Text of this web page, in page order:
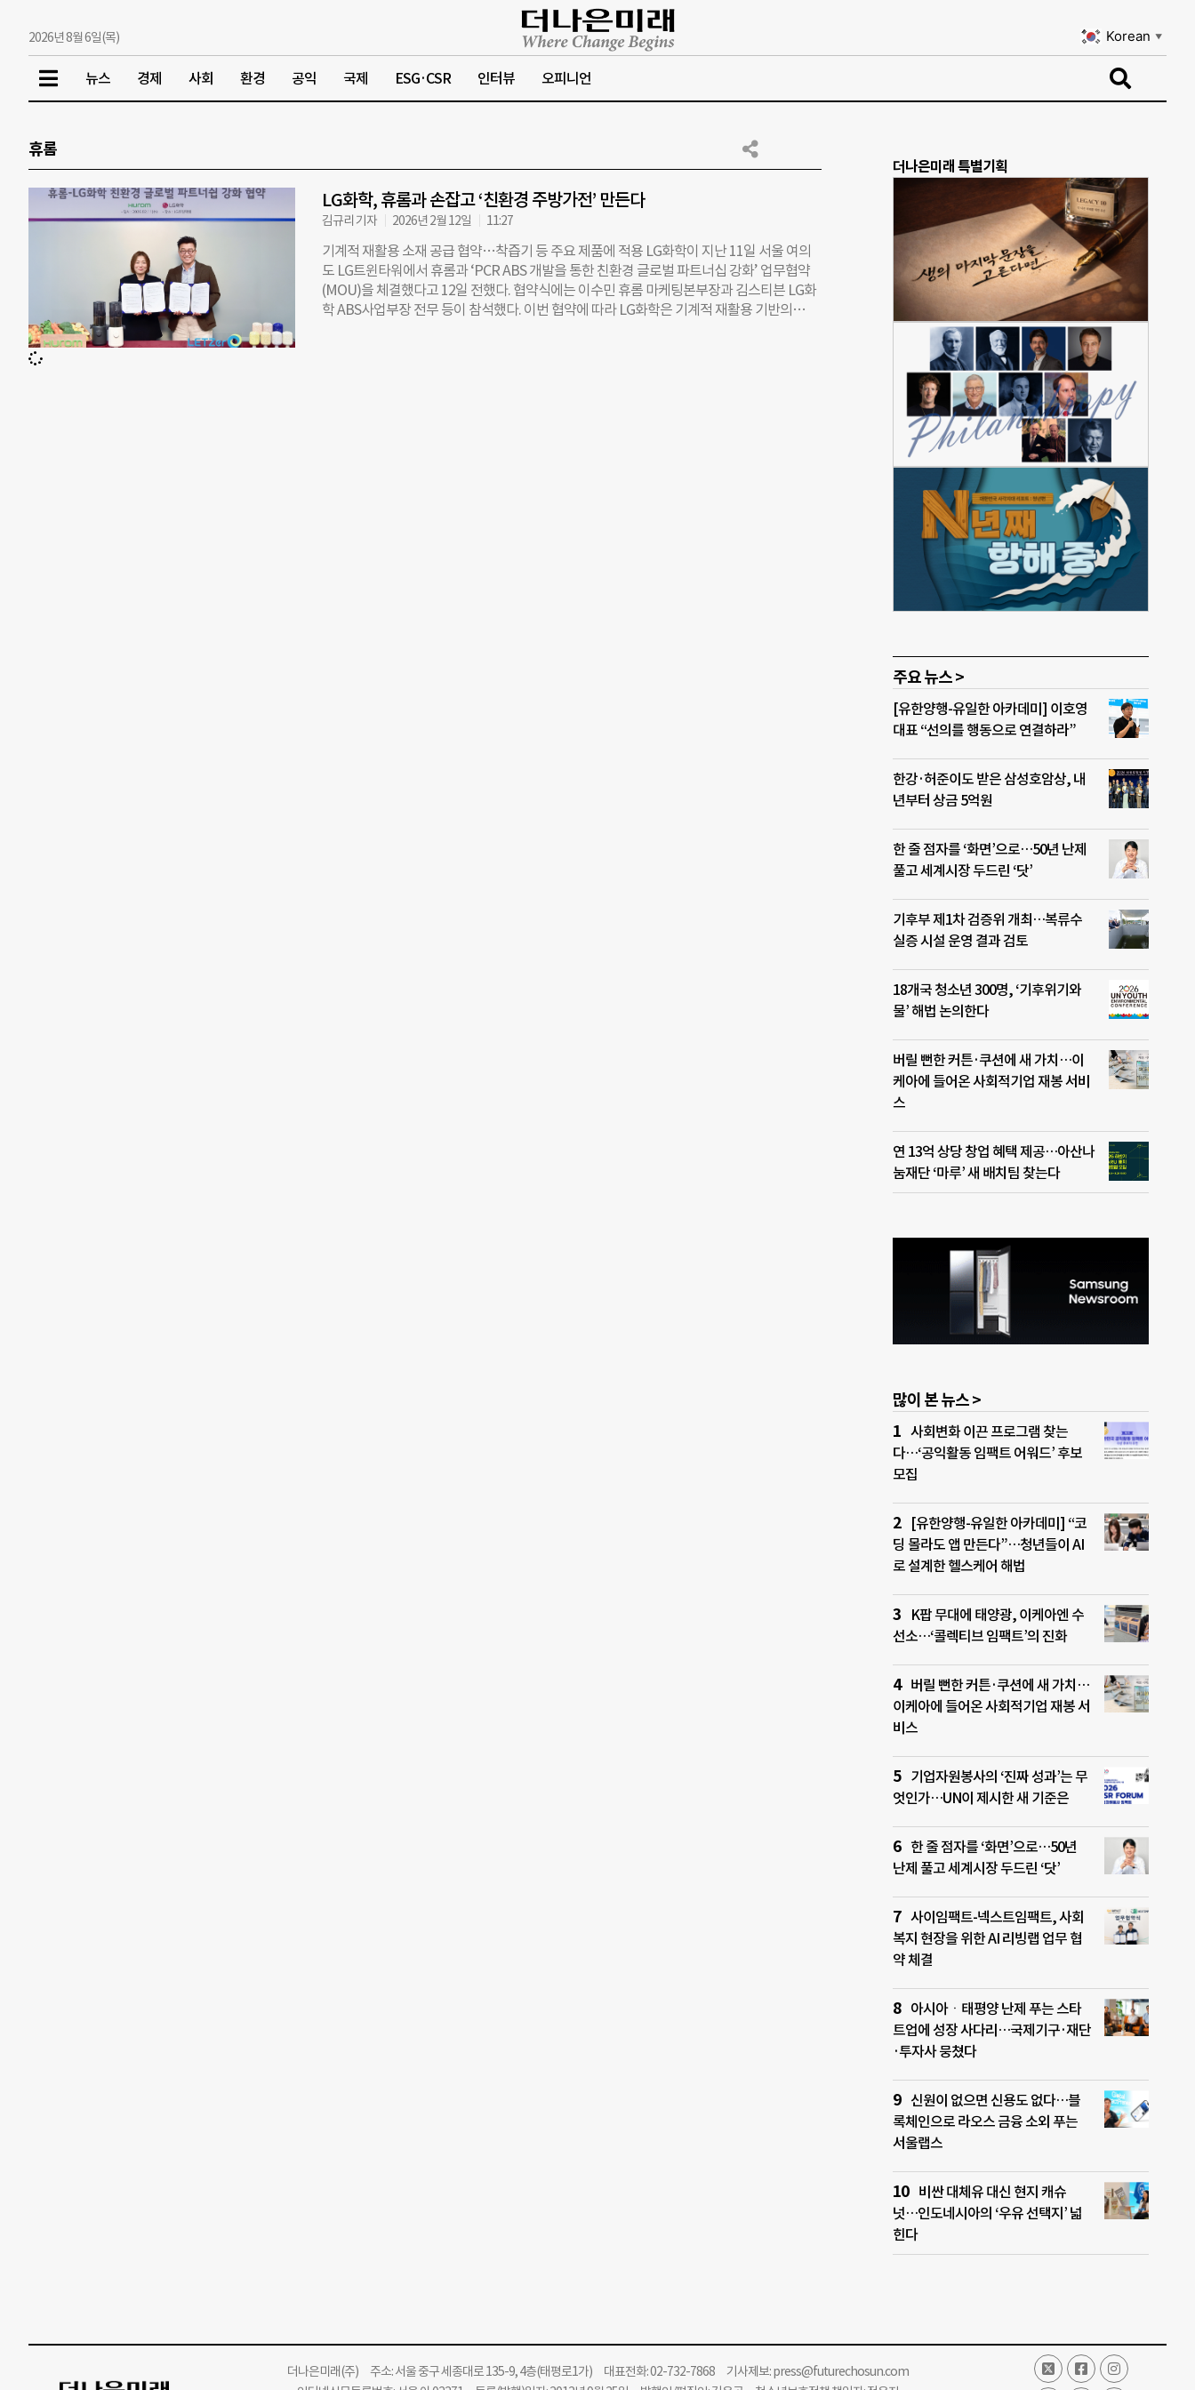
2026년 8월 6일(목) Korean ▼
뉴스 경제 사회 환경 공익 국제 ESG·CSR 인터뷰 오피니언
휴롬
LG화학, 휴롬과 손잡고 ‘친환경 주방가전’ 만든다
김규리 기자 2026년 2월 12일 11:27
기계적 재활용 소재 공급 협약…착즙기 등 주요 제품에 적용 LG화학이 지난 11일 서울 여의
도 LG트윈타워에서 휴롬과 ‘PCR ABS 개발을 통한 친환경 글로벌 파트너십 강화’ 업무협약
(MOU)을 체결했다고 12일 전했다. 협약식에는 이수민 휴롬 마케팅본부장과 김스티븐 LG화
학 ABS사업부장 전무 등이 참석했다. 이번 협약에 따라 LG화학은 기계적 재활용 기반의
더나은미래 특별기획
주요 뉴스 >
[유한양행-유일한 아카데미] 이호영
대표 “선의를 행동으로 연결하라”
한강·허준이도 받은 삼성호암상, 내
년부터 상금 5억원
한 줄 점자를 ‘화면’으로…50년 난제
풀고 세계시장 두드린 ‘닷’
기후부 제1차 검증위 개최…복류수
실증 시설 운영 결과 검토
18개국 청소년 300명, ‘기후위기와
물’ 해법 논의한다
버릴 뻔한 커튼·쿠션에 새 가치…이
케아에 들어온 사회적기업 재봉 서비
스
연 13억 상당 창업 혜택 제공…아산나
눔재단 ‘마루’ 새 배치팀 찾는다
많이 본 뉴스 >
사회변화 이끈 프로그램 찾는
다…‘공익활동 임팩트 어워드’ 후보
모집
[유한양행-유일한 아카데미] “코
딩 몰라도 앱 만든다”…청년들이 AI
로 설계한 헬스케어 해법
K팝 무대에 태양광, 이케아엔 수
선소…‘콜렉티브 임팩트’의 진화
버릴 뻔한 커튼·쿠션에 새 가치…
이케아에 들어온 사회적기업 재봉 서
비스
기업자원봉사의 ‘진짜 성과’는 무
엇인가…UN이 제시한 새 기준은
한 줄 점자를 ‘화면’으로…50년
난제 풀고 세계시장 두드린 ‘닷’
사이임팩트-넥스트임팩트, 사회
복지 현장을 위한 AI 리빙랩 업무 협
약 체결
아시아ㆍ태평양 난제 푸는 스타
트업에 성장 사다리…국제기구·재단
·투자사 뭉쳤다
신원이 없으면 신용도 없다…블
록체인으로 라오스 금융 소외 푸는
서울랩스
비싼 대체유 대신 현지 캐슈
넛…인도네시아의 ‘우유 선택지’ 넓
힌다
더나은미래(주)주소: 서울 중구 세종대로 135-9, 4층(태평로1가) 대표전화: 02-732-7868 기사제보:press@futurechosun.com